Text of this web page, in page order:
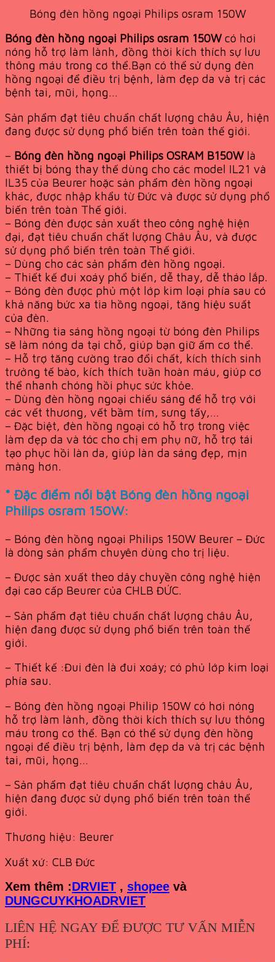
Bóng đèn hồng ngoại Philips osram 150W
Bóng đèn hồng ngoại Philips osram 150Wcó hơi
nóng hỗ trợ làm lành, đồng thời kích thích sự lưu
thông máu trong cơ thể.Bạn có thể sử dụng đèn
hồng ngoại để điều trị bệnh, làm đẹp da và trị các
bệnh tai, mũi, họng…
Sản phẩm đạt tiêu chuẩn chất lượng châu Âu, hiện
đang được sử dụng phổ biến trên toàn thế giới.
– Bóng đèn hồng ngoại Philips OSRAM B150Wlà
thiết bị bóng thay thế dùng cho các model IL21 và
IL35 của Beurer hoặc sản phẩm đèn hồng ngoại
khác, được nhập khẩu từ Đức và được sử dụng phổ
biến trên toàn Thế giới.
– Bóng đèn được sản xuất theo công nghệ hiện
đại, đạt tiêu chuẩn chất lượng Châu Âu, và được
sử dụng phổ biến trên toàn Thế giới.
– Dùng cho các sản phẩm đèn hồng ngoại.
– Thiết kế đui xoáy phổ biến, dễ thay, dễ tháo lắp.
– Bóng đèn được phủ một lớp kim loại phía sau có
khả năng bức xa tia hồng ngoại, tăng hiệu suất
của đèn.
– Những tia sáng hồng ngoại từ bóng đèn Philips
sẽ làm nóng da tại chỗ, giúp bạn giữ ấm cơ thể.
– Hỗ trợ tăng cường trao đổi chất, kích thích sinh
trưởng tế bào, kích thích tuần hoàn máu, giúp cơ
thể nhanh chóng hồi phục sức khỏe.
– Dùng đèn hồng ngoại chiếu sáng để hỗ trợ với
các vết thương, vết bầm tím, sưng tấy,…
– Đặc biệt, đèn hồng ngoại có hỗ trợ trong việc
làm đẹp da và tóc cho chị em phụ nữ, hỗ trợ tái
tạo phục hồi làn da, giúp làn da sáng đẹp, mịn
màng hơn.
* Đặc điểm nổi bật Bóng đèn hồng ngoại
Philips osram 150W:
– Bóng đèn hồng ngoại Philips 150W Beurer – Đức
là dòng sản phẩm chuyên dùng cho trị liệu.
– Được sản xuất theo dây chuyền công nghệ hiện
đại cao cấp Beurer của CHLB ĐỨC.
– Sản phẩm đạt tiêu chuẩn chất lượng châu Âu,
hiện đang được sử dụng phổ biến trên toàn thế
giới.
– Thiết kế :Đui đèn là đui xoáy; có phủ lớp kim loại
phía sau.
– Bóng đèn hồng ngoại Philip 150W có hơi nóng
hỗ trợ làm lành, đồng thời kích thích sự lưu thông
máu trong cơ thể. Bạn có thể sử dụng đèn hồng
ngoại để điều trị bệnh, làm đẹp da và trị các bệnh
tai, mũi, họng…
– Sản phẩm đạt tiêu chuẩn chất lượng châu Âu,
hiện đang được sử dụng phổ biến trên toàn thế
giới.
Thương hiệu: Beurer
Xuất xứ: CLB Đức
Xem thêm :DRVIET , shopee và
DUNGCUYKHOADRVIET
LIÊN HỆ NGAY ĐỂ ĐƯỢC TƯ VẤN MIỄN
PHÍ: